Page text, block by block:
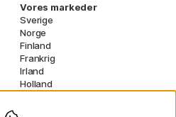
Vores markeder
Sverige
Norge
Finland
Frankrig
Irland
Holland